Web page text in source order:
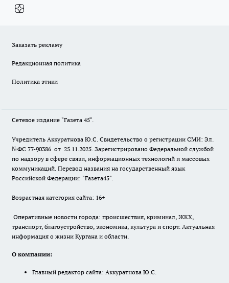
Заказать рекламу
Редакционная политика
Политика этики
Сетевое издание "Газета 45".
Учредитель Аккуратнова Ю.С. Свидетельство о регистрации СМИ: Эл.
№ФС 77-90386 от 25.11.2025. Зарегистрировано Федеральной службой
по надзору в сфере связи, информационных технологий и массовых
коммуникаций. Перевод названия на государственный язык
Российской Федерации: "Газета45".
Возрастная категория сайта: 16+
Оперативные новости города: происшествия, криминал, ЖКХ,
транспорт, благоустройство, экономика, культура и спорт. Актуальная
информация о жизни Кургана и области.
О компании:
Главный редактор сайта: Аккуратнова Ю.С.